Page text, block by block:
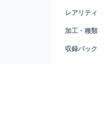
レアリティ
加工・種類
収録パック